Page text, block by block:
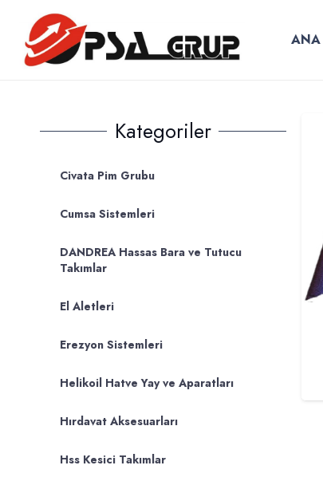
ANA
Kategoriler
Civata Pim Grubu
Cumsa Sistemleri
DANDREA Hassas Bara ve Tutucu
Takımlar
El Aletleri
Erezyon Sistemleri
Helikoil Hatve Yay ve Aparatları
Hırdavat Aksesuarları
Hss Kesici Takımlar